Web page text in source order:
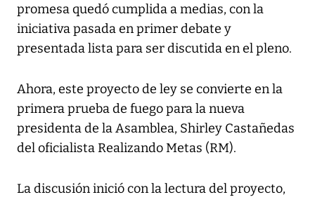
promesa quedó cumplida a medias, con la
iniciativa pasada en primer debate y
presentada lista para ser discutida en el pleno.
Ahora, este proyecto de ley se convierte en la
primera prueba de fuego para la nueva
presidenta de la Asamblea, Shirley Castañedas
del oficialista Realizando Metas (RM).
La discusión inició con la lectura del proyecto,